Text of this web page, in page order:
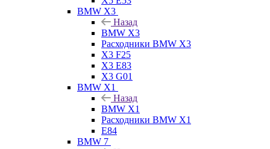
BMW X3
Назад
BMW X3
Расходники BMW X3
X3 F25
X3 E83
X3 G01
BMW X1
Назад
BMW X1
Расходники BMW X1
E84
BMW 7